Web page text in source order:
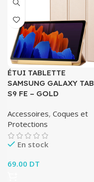
ÉTUI TABLETTE
SAMSUNG GALAXY TAB
S9 FE – GOLD
Accessoires, Coques et
Protections
En stock
69.00 DT